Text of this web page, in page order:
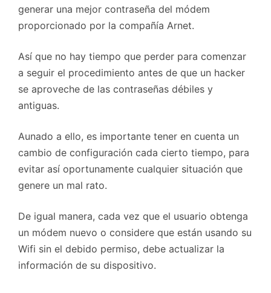
generar una mejor contraseña del módem
proporcionado por la compañía Arnet.
Así que no hay tiempo que perder para comenzar
a seguir el procedimiento antes de que un hacker
se aproveche de las contraseñas débiles y
antiguas.
Aunado a ello, es importante tener en cuenta un
cambio de configuración cada cierto tiempo, para
evitar así oportunamente cualquier situación que
genere un mal rato.
De igual manera, cada vez que el usuario obtenga
un módem nuevo o considere que están usando su
Wifi sin el debido permiso, debe actualizar la
información de su dispositivo.